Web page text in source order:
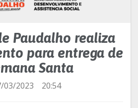
Paudalho realiza
para entrega de
Santa
03/2023 20:54